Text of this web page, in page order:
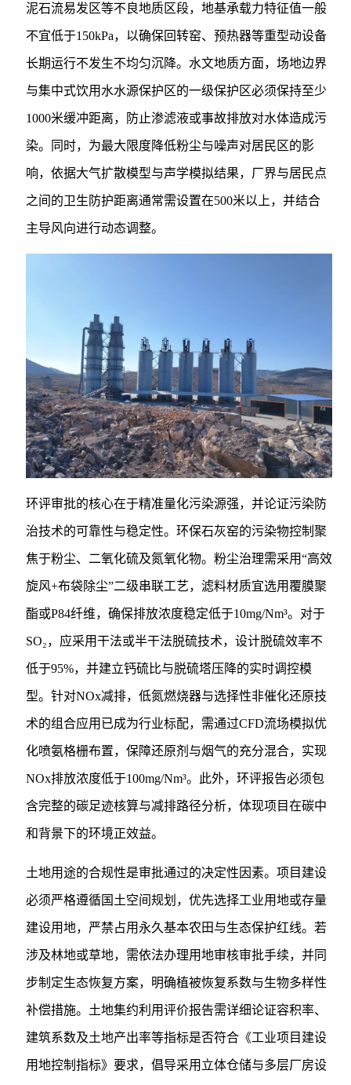
泥石流易发区等不良地质区段，地基承载力特征值一般
不宜低于150kPa，以确保回转窑、预热器等重型动设备
长期运行不发生不均匀沉降。水文地质方面，场地边界
与集中式饮用水水源保护区的一级保护区必须保持至少
1000米缓冲距离，防止渗滤液或事故排放对水体造成污
染。同时，为最大限度降低粉尘与噪声对居民区的影
响，依据大气扩散模型与声学模拟结果，厂界与居民点
之间的卫生防护距离通常需设置在500米以上，并结合
主导风向进行动态调整。
环评审批的核心在于精准量化污染源强，并论证污染防
治技术的可靠性与稳定性。环保石灰窑的污染物控制聚
焦于粉尘、二氧化硫及氮氧化物。粉尘治理需采用“高效
旋风+布袋除尘”二级串联工艺，滤料材质宜选用覆膜聚
酯或P84纤维，确保排放浓度稳定低于10mg/Nm³。对于
SO₂，应采用干法或半干法脱硫技术，设计脱硫效率不
低于95%，并建立钙硫比与脱硫塔压降的实时调控模
型。针对NOx减排，低氮燃烧器与选择性非催化还原技
术的组合应用已成为行业标配，需通过CFD流场模拟优
化喷氨格栅布置，保障还原剂与烟气的充分混合，实现
NOx排放浓度低于100mg/Nm³。此外，环评报告必须包
含完整的碳足迹核算与减排路径分析，体现项目在碳中
和背景下的环境正效益。
土地用途的合规性是审批通过的决定性因素。项目建设
必须严格遵循国土空间规划，优先选择工业用地或存量
建设用地，严禁占用永久基本农田与生态保护红线。若
涉及林地或草地，需依法办理用地审核审批手续，并同
步制定生态恢复方案，明确植被恢复系数与生物多样性
补偿措施。土地集约利用评价报告需详细论证容积率、
建筑系数及土地产出率等指标是否符合《工业项目建设
用地控制指标》要求，倡导采用立体仓储与多层厂房设